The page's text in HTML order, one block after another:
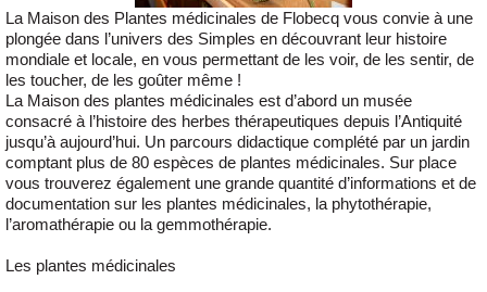
La Maison des Plantes médicinales de Flobecq vous convie à une
plongée dans l’univers des Simples en découvrant leur histoire
mondiale et locale, en vous permettant de les voir, de les sentir, de
les toucher, de les goûter même !
La Maison des plantes médicinales est d’abord un musée
consacré à l’histoire des herbes thérapeutiques depuis l’Antiquité
jusqu’à aujourd’hui. Un parcours didactique complété par un jardin
comptant plus de 80 espèces de plantes médicinales. Sur place
vous trouverez également une grande quantité d’informations et de
documentation sur les plantes médicinales, la phytothérapie,
l’aromathérapie ou la gemmothérapie.
Les plantes médicinales